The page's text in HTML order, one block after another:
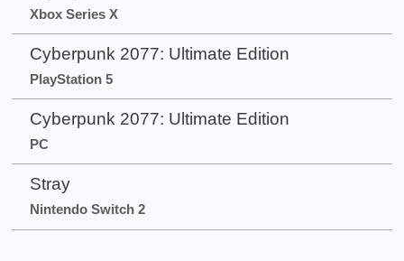
Xbox Series X
Cyberpunk 2077: Ultimate Edition
PlayStation 5
Cyberpunk 2077: Ultimate Edition
PC
Stray
Nintendo Switch 2